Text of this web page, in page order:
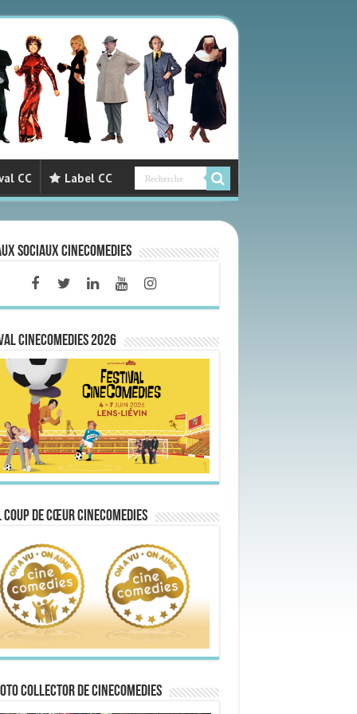
CC Label CC
sociaux CineComedies
CINECOMEDIES 2026
de Cœur CineComedies
collector de CineComedies